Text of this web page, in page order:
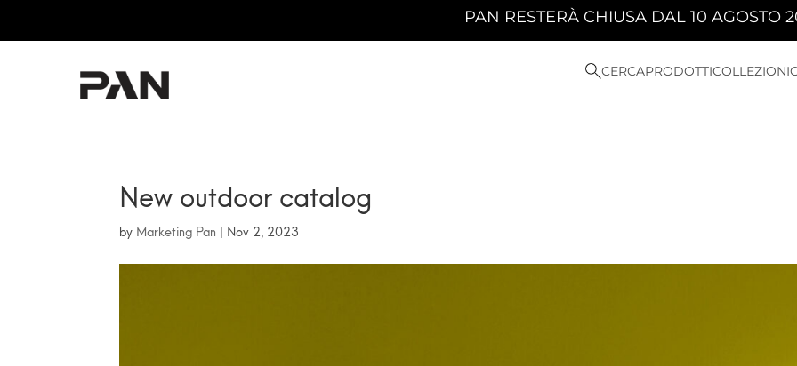
PAN RESTERÀ CHIUSA DAL 10 AGOSTO 2026 AL 23
CERCAPRODOTTICOLLEZIONI
New outdoor catalog
by Marketing Pan Nov 2, 2023